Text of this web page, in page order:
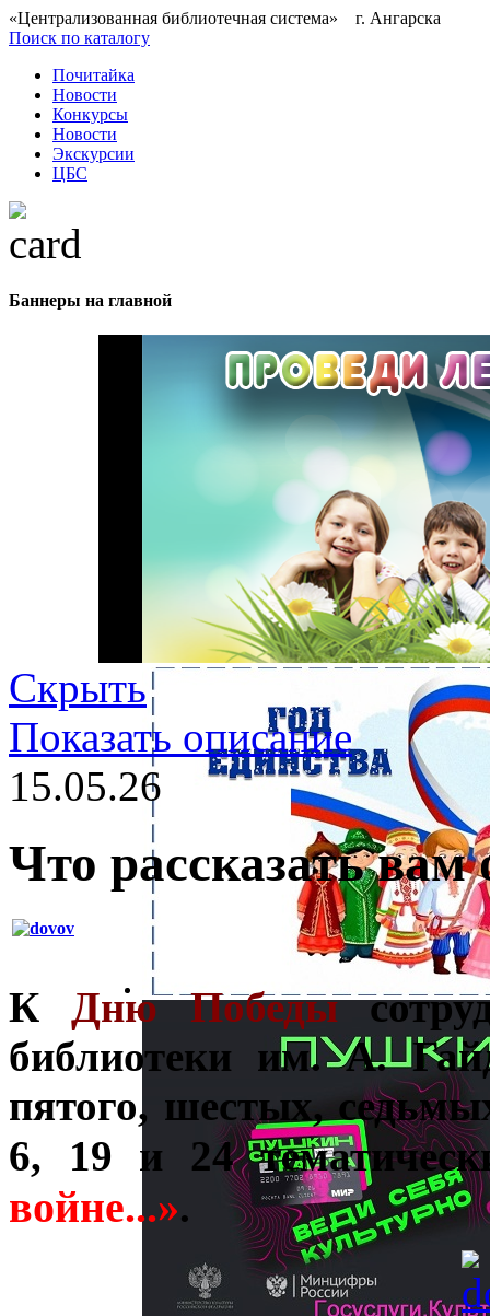
«Централизованная библиотечная система» г. Ангарска
Поиск по каталогу
Почитайка
Новости
Конкурсы
Новости
Экскурсии
ЦБС
Баннеры на главной
Скрыть
Показать описание
15.05.26
Что рассказать вам
КДню Победы
библиотеки им. А.
пятого, шестых,
6, 19 и 24
войне...».